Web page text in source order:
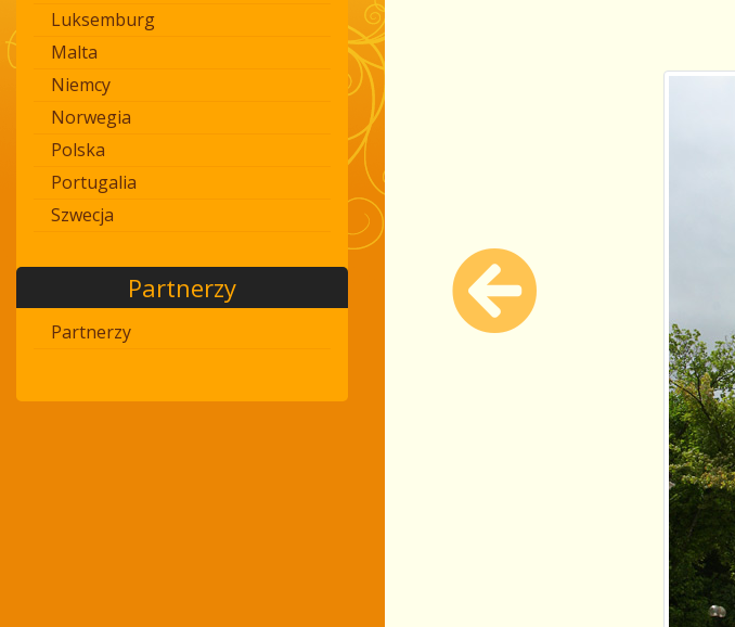
Luksemburg
Malta
Niemcy
Norwegia
Polska
Portugalia
Szwecja
Partnerzy
Partnerzy